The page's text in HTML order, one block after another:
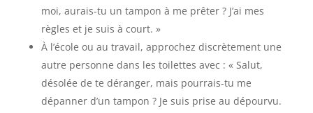
moi, aurais-tu un tampon à me prêter ? J’ai mes
règles et je suis à court. »
À l’école ou au travail, approchez discrètement une
autre personne dans les toilettes avec : « Salut,
désolée de te déranger, mais pourrais-tu me
dépanner d’un tampon ? Je suis prise au dépourvu.